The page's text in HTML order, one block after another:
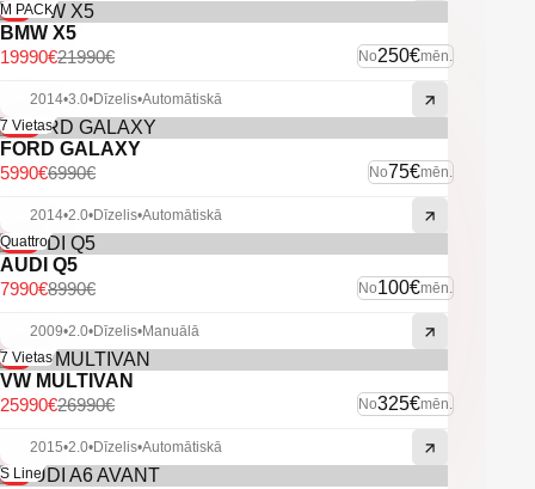
-9%
M PACK
BMW X5
No250€mēn.
21990€
19990€
2014•3.0•Dīzelis•Automātiskā
-14%
7 Vietas
FORD GALAXY
No75€mēn.
6990€
5990€
2014•2.0•Dīzelis•Automātiskā
-11%
Quattro
AUDI Q5
No100€mēn.
8990€
7990€
2009•2.0•Dīzelis•Manuālā
-4%
7 Vietas
VW MULTIVAN
No325€mēn.
26990€
25990€
2015•2.0•Dīzelis•Automātiskā
-6%
S Line